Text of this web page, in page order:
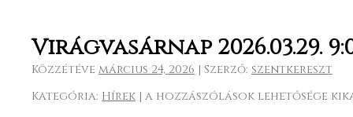
bejegyzéshez
Virágvasárnap 2026.03.29.
Közzétéve március 24, 2026 | Szerző: szentkereszt
Kategória: Hírek | Virágvasárnap
a hozzászólások lehetősége